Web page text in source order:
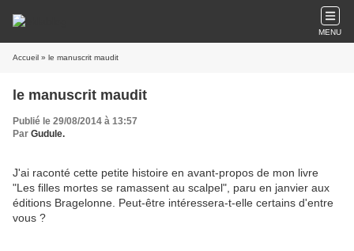
MENU
Accueil » le manuscrit maudit
le manuscrit maudit
Publié le 29/08/2014 à 13:57
Par Gudule.
J'ai raconté cette petite histoire en avant-propos de mon livre
"Les filles mortes se ramassent au scalpel", paru en janvier aux
éditions Bragelonne. Peut-être intéressera-t-elle certains d'entre
vous ?